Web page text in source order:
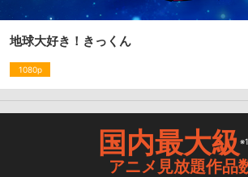
地球大好き！きっくん
1080p
国内最大級※1
アニメ見放題作品